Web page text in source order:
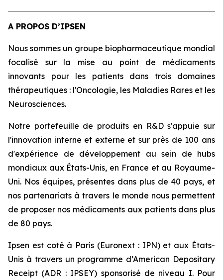
A PROPOS D’IPSEN
Nous sommes un groupe biopharmaceutique mondial
focalisé sur la mise au point de médicaments
innovants pour les patients dans trois domaines
thérapeutiques : l'Oncologie, les Maladies Rares et les
Neurosciences.
Notre portefeuille de produits en R&D s'appuie sur
l'innovation interne et externe et sur près de 100 ans
d'expérience de développement au sein de hubs
mondiaux aux États-Unis, en France et au Royaume-
Uni. Nos équipes, présentes dans plus de 40 pays, et
nos partenariats à travers le monde nous permettent
de proposer nos médicaments aux patients dans plus
de 80 pays.
Ipsen est coté à Paris (Euronext : IPN) et aux États-
Unis à travers un programme d’American Depositary
Receipt (ADR : IPSEY) sponsorisé de niveau I. Pour